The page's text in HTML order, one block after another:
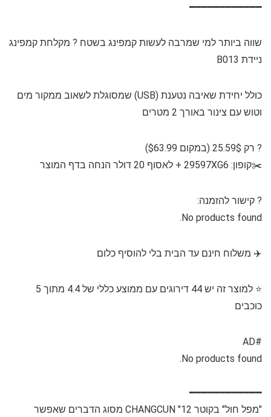
━━━━━━━━━━━━
שווה ביותר למי שמרבה לעשות קמפינג בשטח ? מקלחת קמפינג
ניידת B013
כולל יחידת שאיבה נטענת (USB) שמסוגלת לשאוב ממקור מים
וטוש עם צינור באורך 2 מטרים
? רק 25.59$ (במקום $63.99)
✂️קופון: 29597XG6 + לאסוף 20 דולר הנחה בדף המוצר
?⁩ קישור להזמנה:
No products found.
✈️ משלוח חינם עד הבית בלי להוסיף כלום
⭐️ למוצר זה יש 44 דירוגים עם ממוצע כללי של 4.4 מתוך 5
כוכבים
#AD
No products found.
━━━━━━━━━━━━
"מפל חול" בקוטר 12" CHANGCUN מסוג הדברים שאפשר